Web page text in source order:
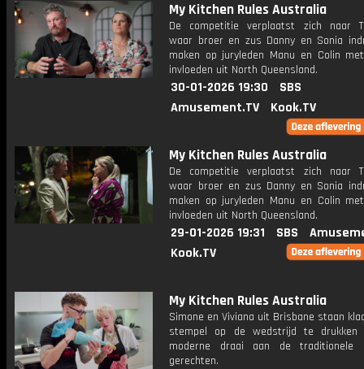
My Kitchen Rules Australia
De competitie verplaatst zich naar
waar broer en zus Danny en Sonia
maken op juryleden Manu en Colin
invloeden uit North Queensland.
30-01-2026 19:30
SBS
Amusement.TV
Kook.TV
My Kitchen Rules Australia
De competitie verplaatst zich naar
waar broer en zus Danny en Sonia
maken op juryleden Manu en Colin
invloeden uit North Queensland.
29-01-2026 19:31 SBS
Kook.TV
My Kitchen Rules Australia
Simone en Viviana uit Brisbane staan
stempel op de wedstrijd te drukken
moderne draai aan de traditionele
gerechten.